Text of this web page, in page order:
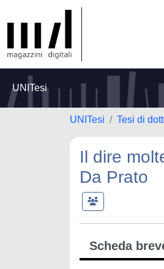
UNITesi
UNITesi Tesi di
Il dire
Da Prato
Scheda